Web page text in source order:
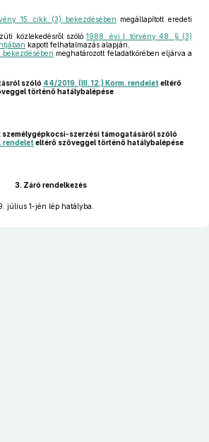
15. cikk (3) bekezdésében megállapított eredeti
közlekedésről szóló1988. évi I. törvény 48. § (3)
kapott felhatalmazás alapján,
bekezdésében meghatározott feladatkörében eljárva a
szóló 44/2019. (III. 12.) Korm. rendelet eltérő
történő hatálybalépése
személygépkocsi-szerzési támogatásáról szóló
rendelet eltérő szöveggel történő hatálybalépése
3. Záró rendelkezés
július 1-jén lép hatályba.